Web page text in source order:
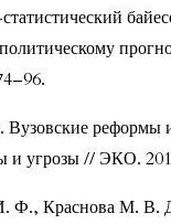
реформы
и угрозы // ЭКО.
Ф., Краснова М. В.